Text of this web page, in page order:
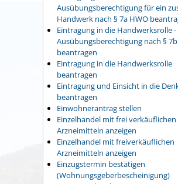
Ausübungsberechtigung für ein
Handwerk nach § 7a HWO
Eintragung in die Handwerksrolle -
Ausübungsberechtigung nach §
beantragen
Eintragung in die Handwerksrolle
beantragen
Eintragung und Einsicht in die
beantragen
Einwohnerantrag stellen
Einzelhandel mit frei verkäuflichen
Arzneimitteln anzeigen
Einzelhandel mit freiverkäuflichen
Arzneimitteln anzeigen
Einzugstermin bestätigen
(Wohnungsgeberbescheinigung)